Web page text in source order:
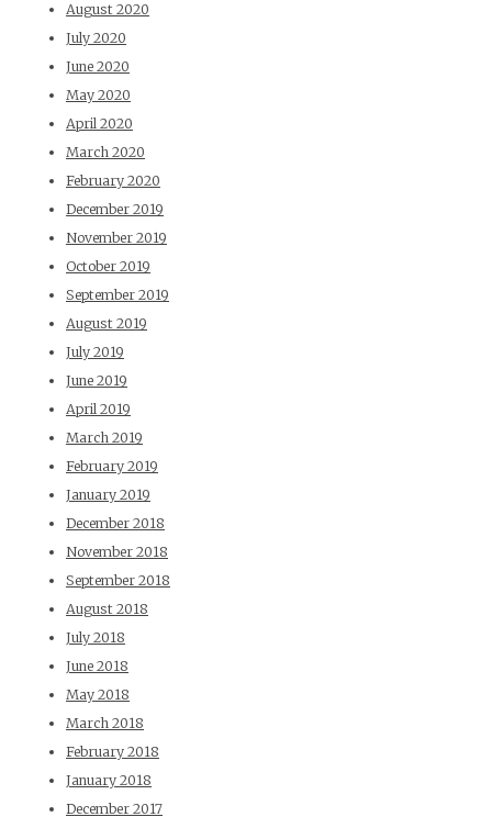
August 2020
July 2020
June 2020
May 2020
April 2020
March 2020
February 2020
December 2019
November 2019
October 2019
September 2019
August 2019
July 2019
June 2019
April 2019
March 2019
February 2019
January 2019
December 2018
November 2018
September 2018
August 2018
July 2018
June 2018
May 2018
March 2018
February 2018
January 2018
December 2017